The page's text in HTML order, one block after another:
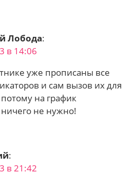
Лобода:
в 14:06
уже прописаны все
и сам вызов их для
на график
ничего не нужно!
:
в 21:42